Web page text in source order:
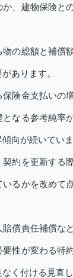
か、建物保険と
の総額と補償
あります。
険金支払いの
なる参考純率
向が続いていま
約を更新する
るかを改めて
償責任補償な
性が変わる特
く付ける見直